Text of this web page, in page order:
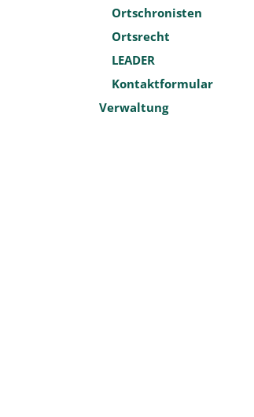
Ortschronisten
Ortsrecht
LEADER
Kontaktformular
Verwaltung